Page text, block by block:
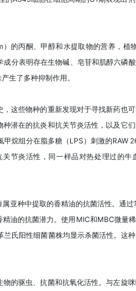
的丙酮、甲醇和水提取物的营养，
分表明存在生物碱、皂苷和肌醇六磷
生了多种抑制作用。
这些物种的重新发现对于寻找新药也
潜在的抗炎和抗关节炎活性，以及它
烷组分在脂多糖（LPS）刺激的
节炎活性，同一样品对热处理过的
亚种中提取的香精油的抗菌活性。通
油的抗菌潜力。使用MIC和MBC微量
氏阳性细菌菌株均显示杀菌活性。这
的驱虫、抗菌和抗氧化活性。与左旋